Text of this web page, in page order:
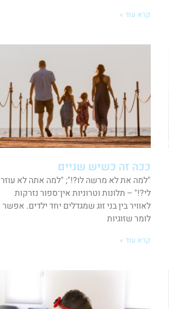
קרא עוד »
ככה זה כשיש שניים
"למה את לא מרשה לו?!"; "למה אתה לא עוזר
לי?!" – תלונות וטרוניות אין־ספור נזרקות
לאוויר בין בני זוג שמגדלים יחד ילדים. אפשר
לומר שזוגיות
קרא עוד »